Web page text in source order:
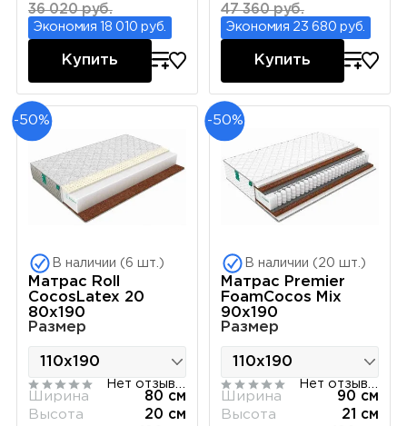
36 020 руб.
Экономия 18 010 руб.
Купить
47 360 руб.
Экономия 23 680 руб.
Купить
-50%
В наличии (6 шт.)
Матрас Roll
CocosLatex 20
80х190
Размер
Ширина
80 см
Высота
20 см
-50%
В наличии (20 шт.)
Матрас Premier
FoamCocos Mix
90х190
Размер
Ширина
90 см
Высота
21 см